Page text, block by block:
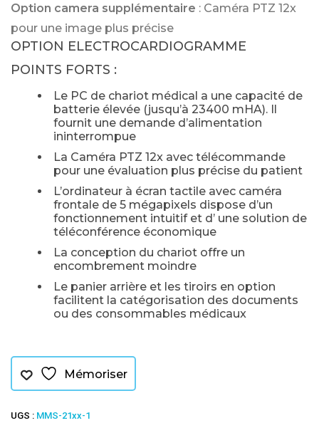
Option camera supplémentaire : Caméra PTZ 12x
pour une image plus précise
OPTION ELECTROCARDIOGRAMME
POINTS FORTS :
Le PC de chariot médical a une capacité de
batterie élevée (jusqu’à 23400 mHA). Il
fournit une demande d’alimentation
ininterrompue
La Caméra PTZ 12x avec télécommande
pour une évaluation plus précise du patient
L’ordinateur à écran tactile avec caméra
frontale de 5 mégapixels dispose d’un
fonctionnement intuitif et d’ une solution de
téléconférence économique
La conception du chariot offre un
encombrement moindre
Le panier arrière et les tiroirs en option
facilitent la catégorisation des documents
ou des consommables médicaux
Mémoriser
UGS : MMS-21xx-1